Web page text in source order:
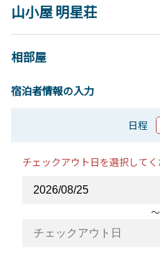
山小屋 明星荘
相部屋
宿泊者情報の入力
日程
チェックアウト日を選択してく
〜